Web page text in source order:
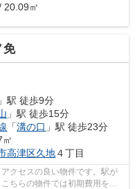
20.09㎡
免
」駅 徒歩9分
」駅 徒歩15分
「溝の口 」駅 徒歩23分
高津区久地４丁目
クセスの良い物件です。駅が
ちらの物件では初期費用をカ